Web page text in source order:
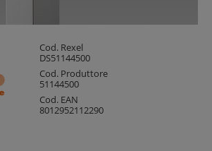
Cod. Rexel
DS51144500
Cod. Produttore
51144500
Cod. EAN
8012952112290